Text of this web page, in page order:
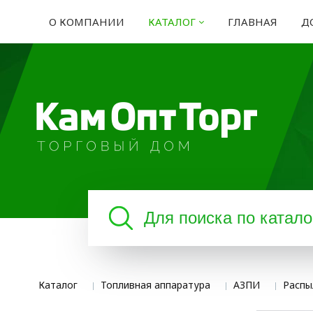
О КОМПАНИИ КАТАЛОГ ГЛАВНАЯ
Каталог Топливная аппаратура АЗПИ